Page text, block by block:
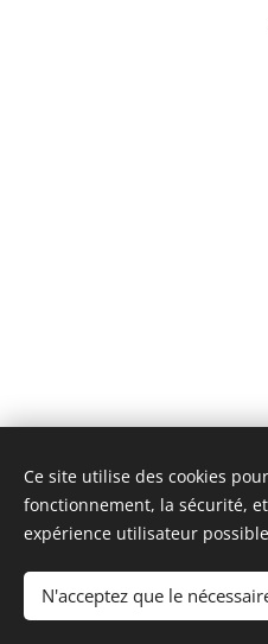
Images
l-
Optimisé par
Ce site utilise des cookies
fonctionnement, la sécurité,
expérience utilisateur
N'acceptez que le